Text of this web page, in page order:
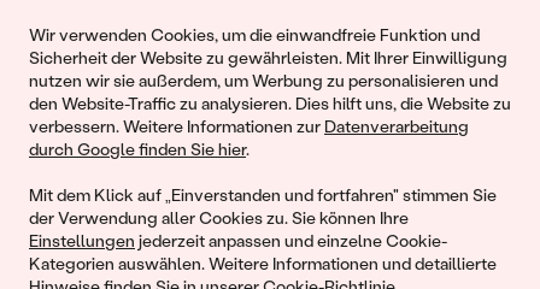
Wir verwenden Cookies, um die einwandfreie Funktion und
Sicherheit der Website zu gewährleisten. Mit Ihrer Einwilligung
nutzen wir sie außerdem, um Werbung zu personalisieren und
den Website-Traffic zu analysieren. Dies hilft uns, die Website zu
verbessern. Weitere Informationen zur Datenverarbeitung
durch Google finden Sie hier.
Mit dem Klick auf „Einverstanden und fortfahren" stimmen Sie
der Verwendung aller Cookies zu. Sie können Ihre
Einstellungen jederzeit anpassen und einzelne Cookie-
Kategorien auswählen. Weitere Informationen und detaillierte
Begleiten Sie uns!
© 2011 - 2026, Eppi.de